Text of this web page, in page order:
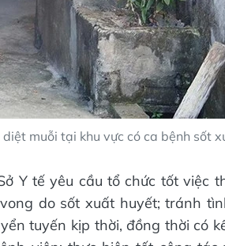
muỗi tại khu vực có ca bệnh sốt
Y tế yêu cầu tổ chức tốt việc
do sốt xuất huyết; tránh
tuyến kịp thời, đồng thời có